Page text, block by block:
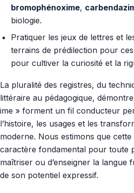
bromophénoxime,
biologie.
Pratiquer les jeux de lettres et
terrains de prédilection pour
pour cultiver la curiosité et la
La pluralité des registres, du
littéraire au pédagogique,
ime » forment un fil conducteur
l’histoire, les usages et les
moderne. Nous estimons que
caractère fondamental pour toute
maîtriser ou d’enseigner la langue
de son potentiel expressif.